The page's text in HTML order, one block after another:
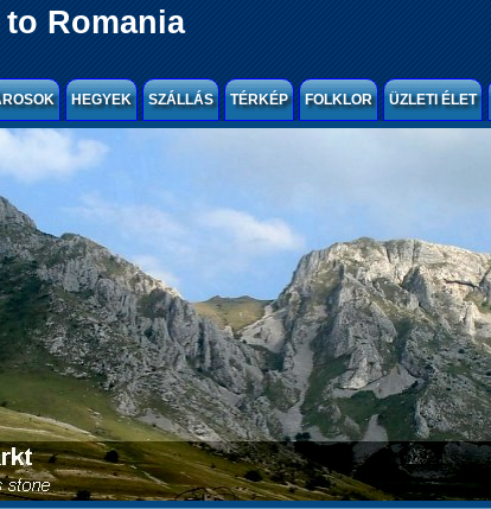
Romania
HEGYEK SZÁLLÁS TÉRKÉP FOLKLOR ÜZLETI ÉLET